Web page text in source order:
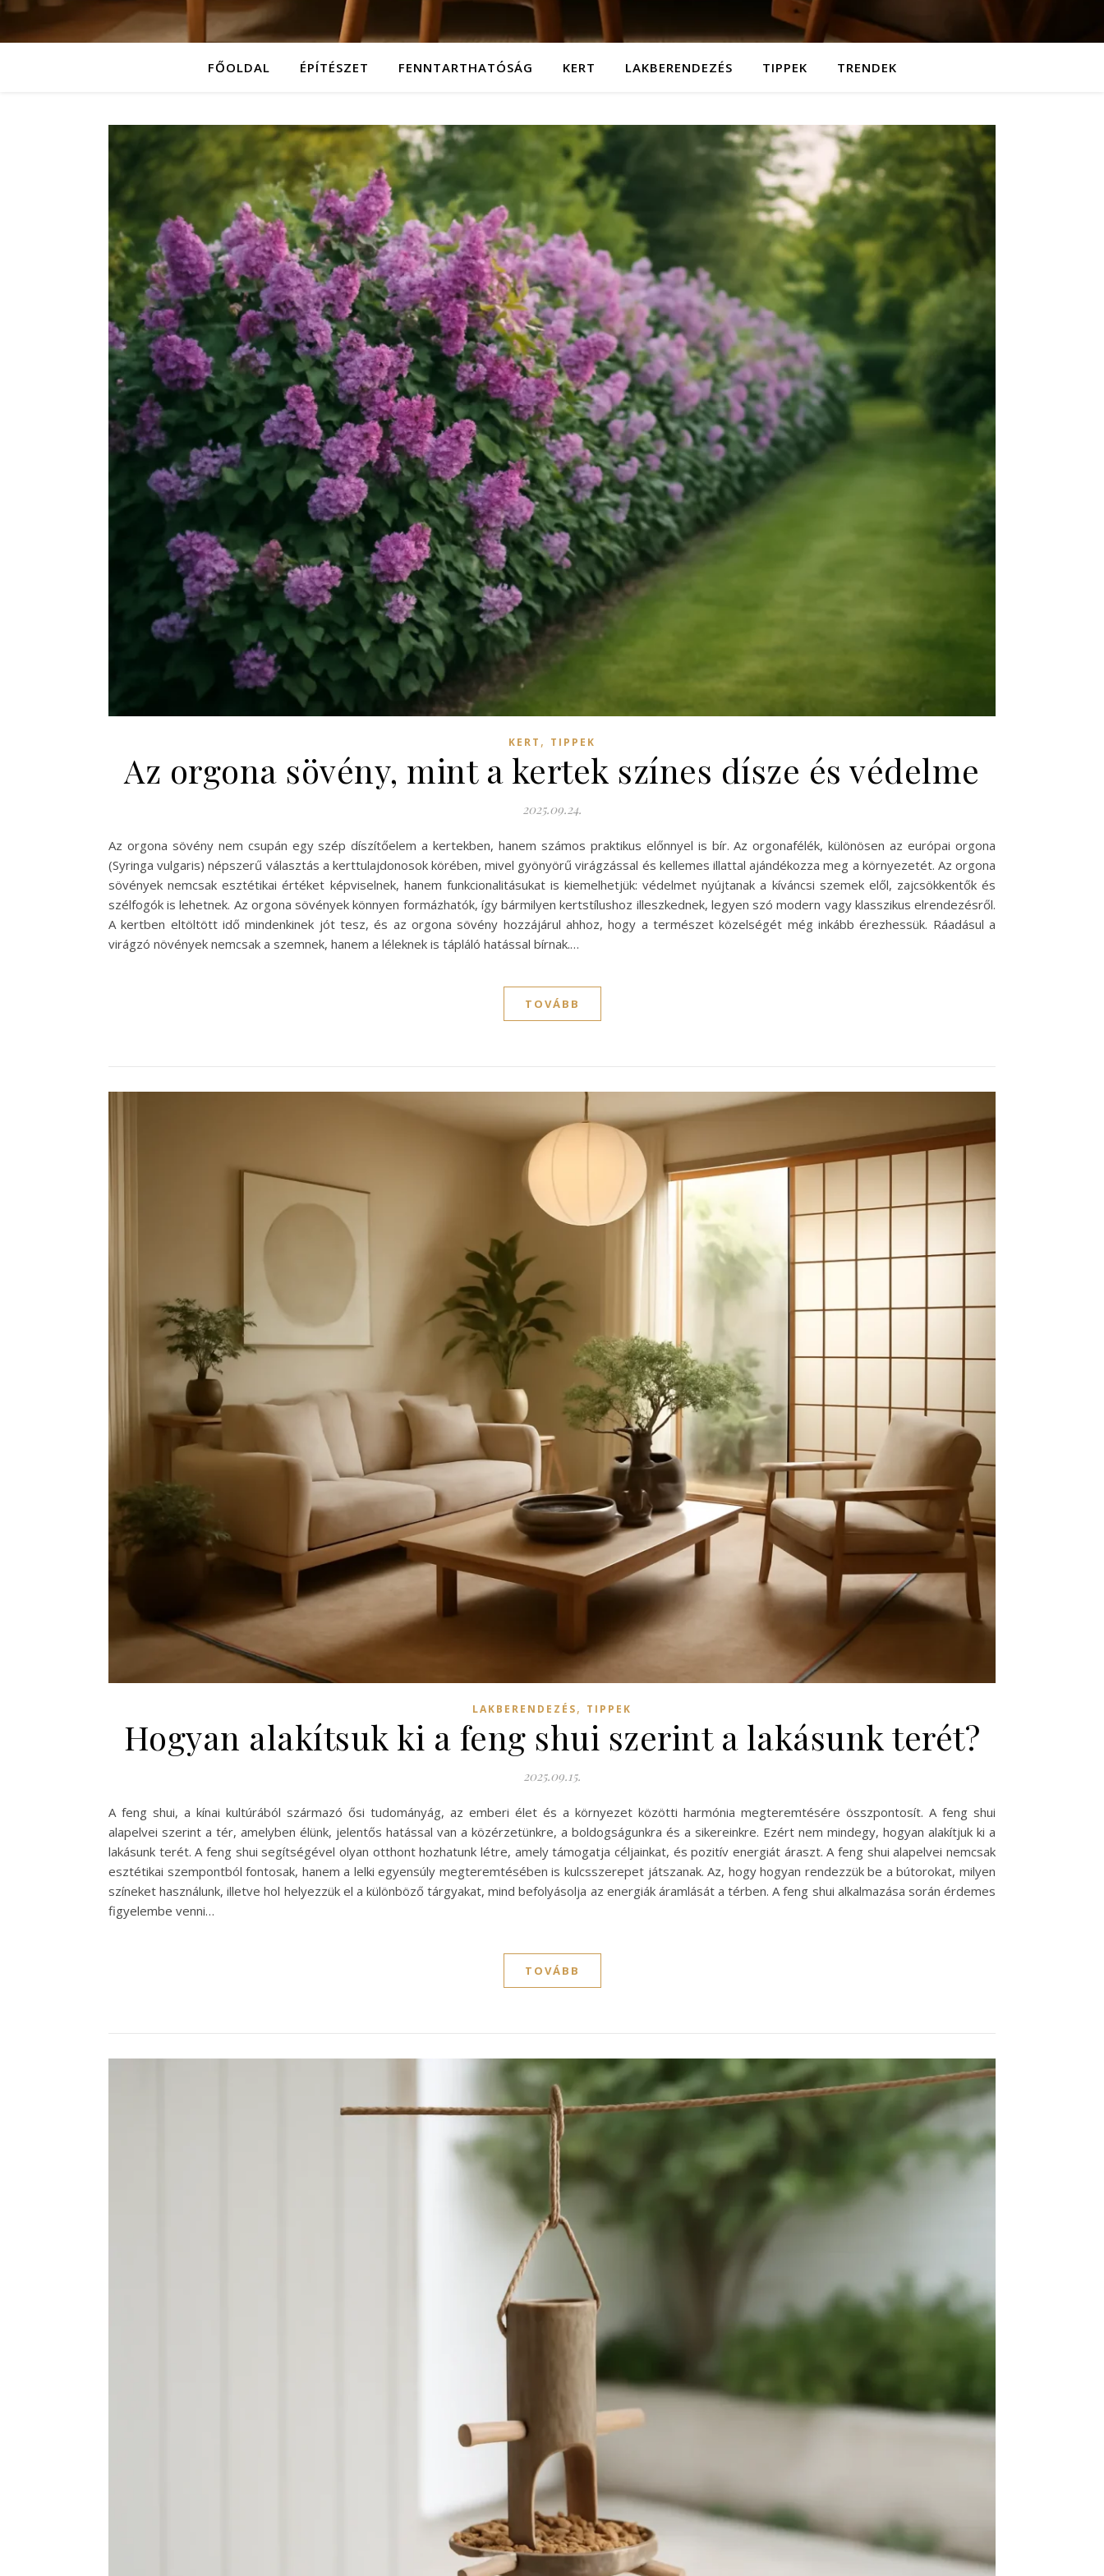
FŐOLDAL ÉPÍTÉSZET FENNTARTHATÓSÁG KERT LAKBERENDEZÉS TIPPEK TRENDEK
KERT , TIPPEK
Az orgona sövény, mint a kertek színes dísze és védelme
2025.09.24.
Az orgona sövény nem csupán egy szép díszítőelem a kertekben, hanem számos praktikus előnnyel is bír. Az orgonafélék, különösen az európai orgona
(Syringa vulgaris) népszerű választás a kerttulajdonosok körében, mivel gyönyörű virágzással és kellemes illattal ajándékozza meg a környezetét. Az orgona
sövények nemcsak esztétikai értéket képviselnek, hanem funkcionalitásukat is kiemelhetjük: védelmet nyújtanak a kíváncsi szemek elől, zajcsökkentők és
szélfogók is lehetnek. Az orgona sövények könnyen formázhatók, így bármilyen kertstílushoz illeszkednek, legyen szó modern vagy klasszikus elrendezésről.
A kertben eltöltött idő mindenkinek jót tesz, és az orgona sövény hozzájárul ahhoz, hogy a természet közelségét még inkább érezhessük. Ráadásul a
virágzó növények nemcsak a szemnek, hanem a léleknek is tápláló hatással bírnak.…
TOVÁBB
LAKBERENDEZÉS, TIPPEK
Hogyan alakítsuk ki a feng shui szerint a lakásunk terét?
2025.09.15.
A feng shui, a kínai kultúrából származó ősi tudományág, az emberi élet és a környezet közötti harmónia megteremtésére összpontosít. A feng shui
alapelvei szerint a tér, amelyben élünk, jelentős hatással van a közérzetünkre, a boldogságunkra és a sikereinkre. Ezért nem mindegy, hogyan alakítjuk ki a
lakásunk terét. A feng shui segítségével olyan otthont hozhatunk létre, amely támogatja céljainkat, és pozitív energiát áraszt. A feng shui alapelvei nemcsak
esztétikai szempontból fontosak, hanem a lelki egyensúly megteremtésében is kulcsszerepet játszanak. Az, hogy hogyan rendezzük be a bútorokat, milyen
színeket használunk, illetve hol helyezzük el a különböző tárgyakat, mind befolyásolja az energiák áramlását a térben. A feng shui alkalmazása során érdemes
figyelembe venni…
TOVÁBB